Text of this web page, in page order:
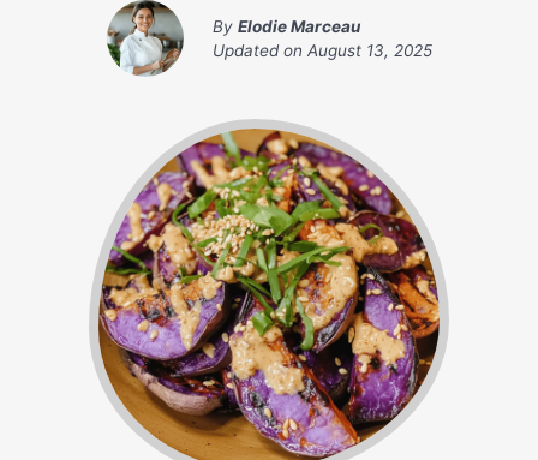
By Elodie Marceau
Updated on August 13, 2025